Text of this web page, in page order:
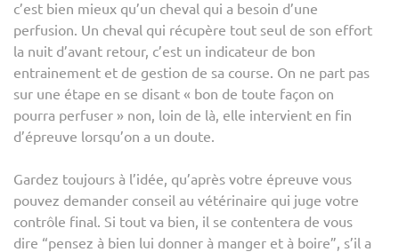
c’est bien mieux qu’un cheval qui a besoin d’une
perfusion. Un cheval qui récupère tout seul de son effort
la nuit d’avant retour, c’est un indicateur de bon
entrainement et de gestion de sa course. On ne part pas
sur une étape en se disant « bon de toute façon on
pourra perfuser » non, loin de là, elle intervient en fin
d’épreuve lorsqu’on a un doute.
Gardez toujours à l’idée, qu’après votre épreuve vous
pouvez demander conseil au vétérinaire qui juge votre
contrôle final. Si tout va bien, il se contentera de vous
dire “pensez à bien lui donner à manger et à boire”, s’il a